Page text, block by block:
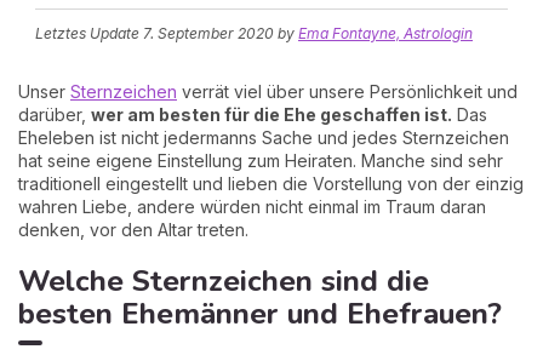
Letztes Update 7. September 2020 by Ema Fontayne, Astrologin
Unser Sternzeichen verrät viel über unsere Persönlichkeit und
darüber, wer am besten für die Ehe geschaffen ist. Das
Eheleben ist nicht jedermanns Sache und jedes Sternzeichen
hat seine eigene Einstellung zum Heiraten. Manche sind sehr
traditionell eingestellt und lieben die Vorstellung von der einzig
wahren Liebe, andere würden nicht einmal im Traum daran
denken, vor den Altar treten.
Welche Sternzeichen sind die
besten Ehemänner und Ehefrauen?